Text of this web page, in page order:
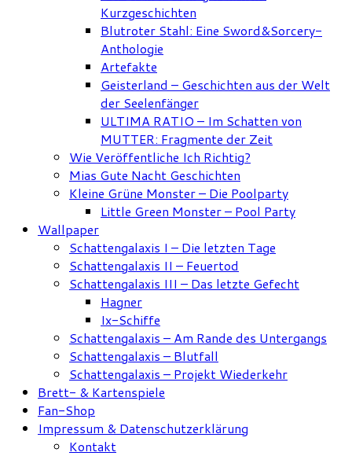
Kurzgeschichten
Blutroter Stahl: Eine Sword&Sorcery-
Anthologie
Artefakte
Geisterland – Geschichten aus der Welt
der Seelenfänger
ULTIMA RATIO – Im Schatten von
MUTTER: Fragmente der Zeit
Wie Veröffentliche Ich Richtig?
Mias Gute Nacht Geschichten
Kleine Grüne Monster – Die Poolparty
Little Green Monster – Pool Party
Wallpaper
Schattengalaxis I – Die letzten Tage
Schattengalaxis II – Feuertod
Schattengalaxis III – Das letzte Gefecht
Hagner
Ix-Schiffe
Schattengalaxis – Am Rande des Untergangs
Schattengalaxis – Blutfall
Schattengalaxis – Projekt Wiederkehr
Brett- & Kartenspiele
Fan-Shop
Impressum & Datenschutzerklärung
Kontakt